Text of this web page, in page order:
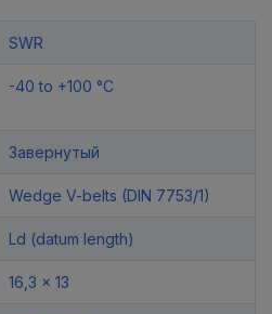
SWR
-40 to +100 °C
Завернутый
Wedge V-belts (DIN 7753/1)
Ld (datum length)
16,3 x 13